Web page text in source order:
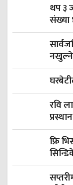
थप ३
संख्या
रवि
फ्रि